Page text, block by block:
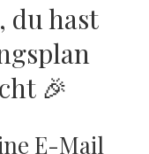
du hast
🎉
E-Mail